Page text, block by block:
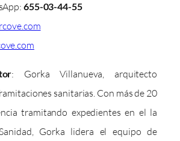
655-03-44-55
: Gorka Villanueva, arquitecto
sanitarias. Con más de 20
tramitando expedientes en el la
Gorka lidera el equipo de